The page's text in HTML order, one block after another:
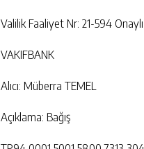
Valilik Faaliyet Nr: 21-594
VAKIFBANK
Alıcı: Müberra TEMEL
Açıklama: Bağış